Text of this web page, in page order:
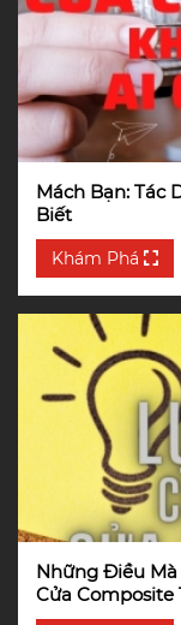
Mách Bạn: Tác
Biết
Khám Phá
Những Điều
Cửa Composite